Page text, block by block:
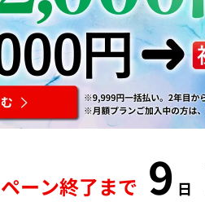
ーン終了まで 9 日